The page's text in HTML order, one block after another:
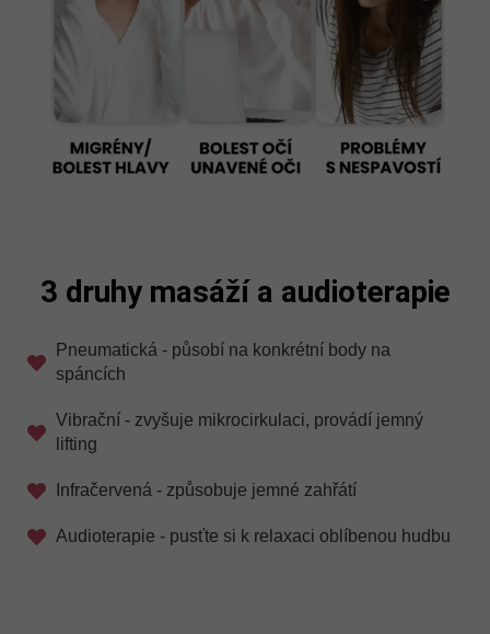
3 druhy masáží a audioterapie
Pneumatická - působí na konkrétní body na
spáncích
Vibrační - zvyšuje mikrocirkulaci, provádí jemný
lifting
Infračervená - způsobuje jemné zahřátí
Audioterapie - pusťte si k relaxaci oblíbenou hudbu